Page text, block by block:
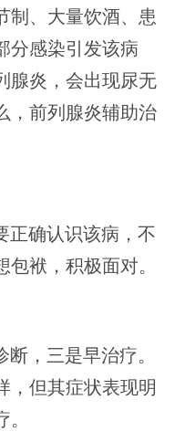
制、大量饮酒、患
分感染引发该病
腺炎，会出现尿无
，前列腺炎辅助治
正确认识该病，不
袱，积极面对。
，三是早治疗。
，但其症状表现明